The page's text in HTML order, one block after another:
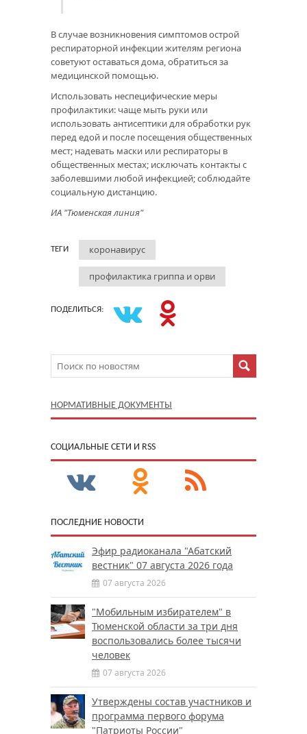
В случае возникновения симптомов острой
респираторной инфекции жителям региона
советуют оставаться дома, обратиться за
медицинской помощью.
Использовать неспецифические меры
профилактики: чаще мыть руки или
использовать антисептики для обработки рук
перед едой и после посещения общественных
мест; надевать маски или респираторы в
общественных местах; исключать контакты с
заболевшими любой инфекцией; соблюдайте
социальную дистанцию.
ИА "Тюменская линия"
ТЕГИ коронавирус
профилактика гриппа и орви
ПОДЕЛИТЬСЯ:
НОРМАТИВНЫЕ ДОКУМЕНТЫ
CОЦИАЛЬНЫЕ СЕТИ И RSS
ПОСЛЕДНИЕ НОВОСТИ
Эфир радиоканала "Абатский
вестник" 07 августа 2026 года
07 августа 2026
"Мобильным избирателем" в
Тюменской области за три дня
воспользовались более тысячи
человек
07 августа 2026
Утверждены состав участников и
программа первого форума
"Патриоты России"